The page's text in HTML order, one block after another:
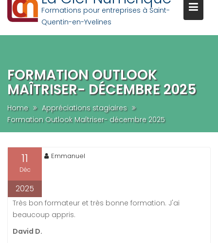
Formations pour entreprises à Saint-
Quentin-en-Yvelines
FORMATION OUTLOOK
MAÎTRISER- DÉCEMBRE 2025
Home
Appréciations stagiaires
Formation Outlook Maîtriser- décembre 2025
11
Déc
2025
Emmanuel
Très bon formateur et très bonne formation. J'ai
beaucoup appris.
David D.